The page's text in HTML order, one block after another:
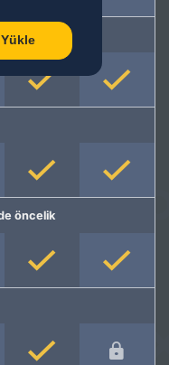
öncelik
Yükle